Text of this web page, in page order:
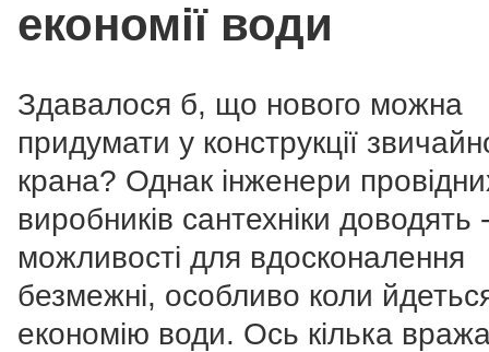
економії води
Здавалося б, що нового можна
придумати у конструкції
крана? Однак інженери
виробників сантехніки доводять -
можливості для вдосконалення
безмежні, особливо коли
економію води. Ось кілька